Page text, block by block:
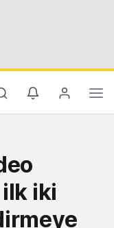
ilk iki